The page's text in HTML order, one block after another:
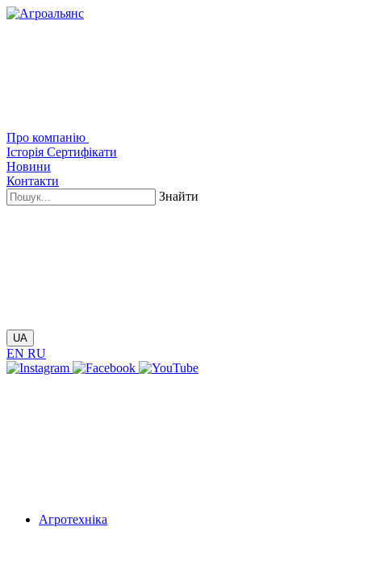
Про компанію
Історія Сертифікати
Новини
Контакти
Знайти
UA
EN RU
Агротехніка